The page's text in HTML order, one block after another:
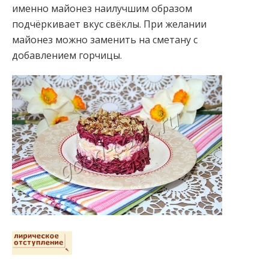
именно майонез наилучшим образом
подчёркивает вкус свёклы. При желании
майонез можно заменить на сметану с
добавлением горчицы.